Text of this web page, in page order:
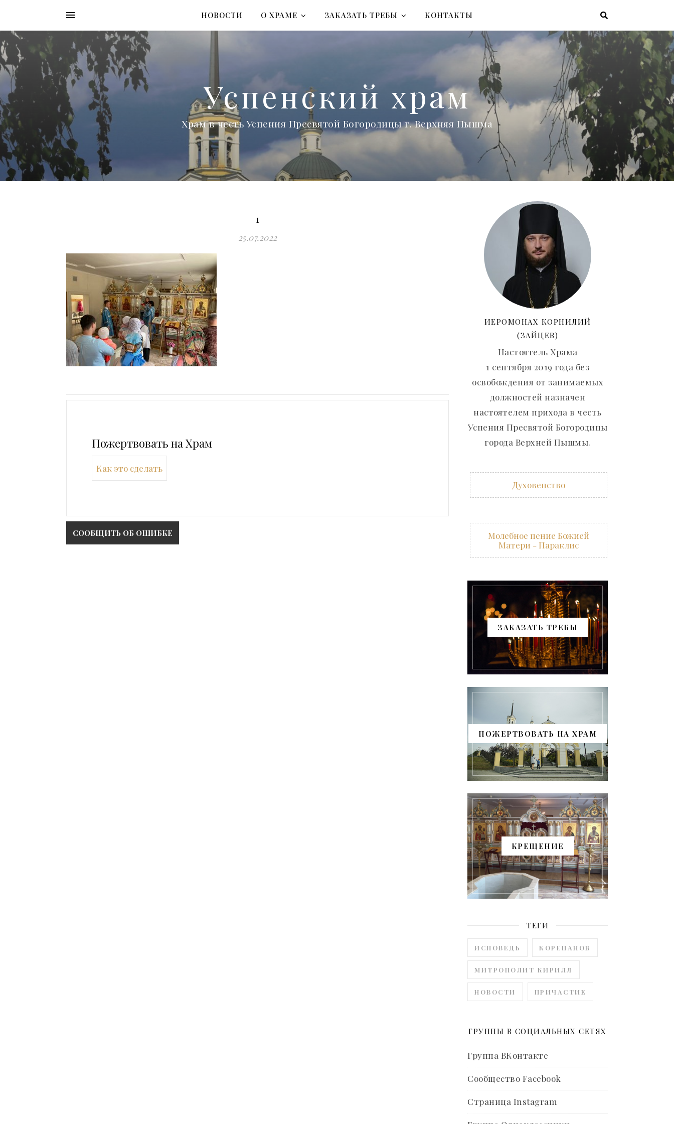
НОВОСТИ О ХРАМЕ ЗАКАЗАТЬ ТРЕБЫ КОНТАКТЫ
Успенский храм
Храм в честь Успения Пресвятой Богородицы г. Верхняя Пышма
1
25.07.2022
Пожертвовать на Храм
Как это сделать
ИЕРОМОНАХ КОРНИЛИЙ
(ЗАЙЦЕВ)
Настоятель Храма
1 сентября 2019 года без
освобождения от занимаемых
должностей назначен
настоятелем прихода в честь
Успения Пресвятой Богородицы
города Верхней Пышмы.
Духовенство
Молебное пение Божией
Матери - Параклис
ЗАКАЗАТЬ ТРЕБЫ
ПОЖЕРТВОВАТЬ НА ХРАМ
КРЕЩЕНИЕ
ТЕГИ
ИСПОВЕДЬ КОРЕПАНОВ
МИТРОПОЛИТ КИРИЛЛ
НОВОСТИ ПРИЧАСТИЕ
ГРУППЫ В СОЦИАЛЬНЫХ СЕТЯХ
Группа ВКонтакте
Сообщество Facebook
Страница Instagram